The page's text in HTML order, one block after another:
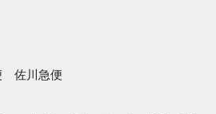
佐川急便